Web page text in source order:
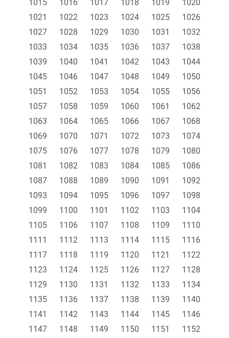
1015
1016 1017 1018 1019
1020
1021
1022 1023 1024 1025
1026
1027
1028 1029 1030 1031
1032
1033
1034 1035 1036 1037
1038
1039
1040 1041 1042 1043
1044
1045
1046 1047 1048 1049
1050
1051
1052 1053 1054 1055
1056
1057
1058 1059 1060 1061
1062
1063
1064 1065 1066 1067
1068
1069
1070 1071 1072 1073
1074
1075
1076 1077 1078 1079
1080
1081
1082 1083 1084 1085
1086
1087
1088 1089 1090 1091
1092
1093
1094 1095 1096 1097
1098
1099
1100 1101 1102 1103
1104
1105
1106 1107 1108 1109
1110
1111
1112 1113 1114 1115
1116
1117
1118 1119 1120 1121
1122
1123
1124 1125 1126 1127
1128
1129
1130 1131 1132 1133
1134
1135
1136 1137 1138 1139
1140
1141
1142 1143 1144 1145
1146
1147
1148 1149 1150 1151 1152